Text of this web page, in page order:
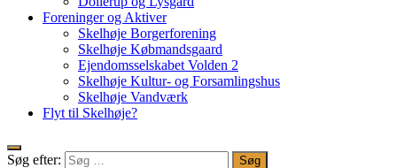
Foreninger og Aktiver
Skelhøje Borgerforening
Skelhøje Købmandsgaard
Ejendomsselskabet Volden 2
Skelhøje Kultur- og Forsamlingshus
Skelhøje Vandværk
Flyt til Skelhøje?
Søg efter: